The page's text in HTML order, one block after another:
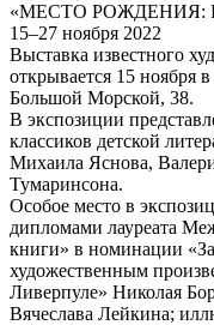
«МЕСТО РОЖДЕНИЯ:
15–27 ноября 2022
Выставка известного
открывается 15
Большой Морской, 38.
В экспозиции
классиков детской
Михаила Яснова,
Тумаринсона.
Особое место в
дипломами лауреата
книги» в номинации
художественным
Ливерпуле» Николая
Вячеслава Лейкина;